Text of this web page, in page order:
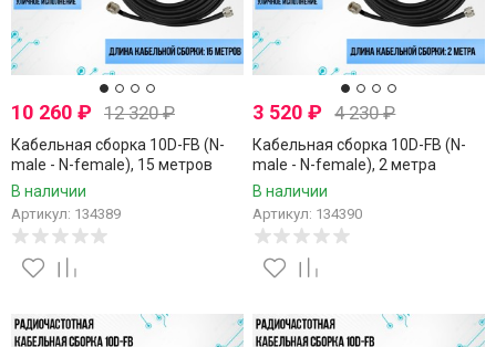
10 260 ₽ 12 320₽
Кабельная сборка 10D-FB (N-
male - N-female), 15 метров
В наличии
Артикул: 134389
3 520₽ 4 230₽
Кабельная сборка 10D-FB (N-
male - N-female), 2 метра
В наличии
Артикул: 134390